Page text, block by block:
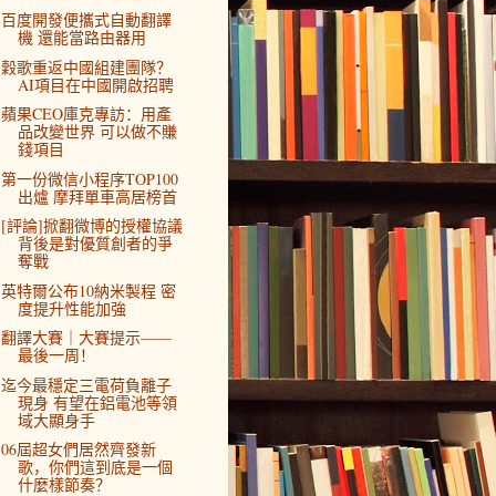
百度開發便攜式自動翻譯
機 還能當路由器用
穀歌重返中國組建團隊？
AI項目在中國開啟招聘
蘋果CEO庫克專訪：用產
品改變世界 可以做不賺
錢項目
第一份微信小程序TOP100
出爐 摩拜單車高居榜首
[評論]掀翻微博的授權協議
背後是對優質創者的爭
奪戰
英特爾公布10納米製程 密
度提升性能加強
翻譯大賽｜大賽提示——
最後一周！
迄今最穩定三電荷負離子
現身 有望在鋁電池等領
域大顯身手
06屆超女們居然齊發新
歌，你們這到底是一個
什麼樣節奏？